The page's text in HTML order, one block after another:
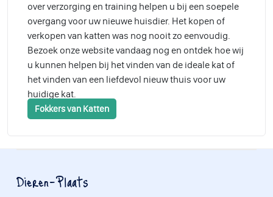
over verzorging en training helpen u bij een soepele
overgang voor uw nieuwe huisdier. Het kopen of
verkopen van katten was nog nooit zo eenvoudig.
Bezoek onze website vandaag nog en ontdek hoe wij
u kunnen helpen bij het vinden van de ideale kat of
het vinden van een liefdevol nieuw thuis voor uw
huidige kat.
Fokkers van Katten
Dieren-Plaats